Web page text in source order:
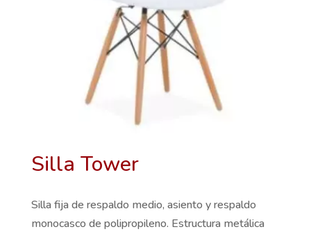
Silla Tower
Silla fija de respaldo medio, asiento y respaldo
monocasco de polipropileno. Estructura metálica